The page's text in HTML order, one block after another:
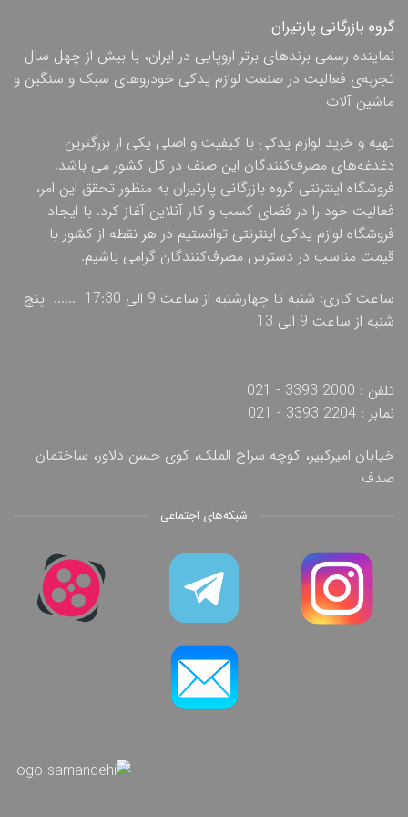
گروه بازرگانی پارتیران
نماینده رسمی برندهای برتر اروپایی در ایران، با بیش از چهل سال
تجربه‌ی فعالیت در صنعت لوازم یدکی خودروهای سبک و سنگین و
ماشین آلات
تهیه و خرید لوازم یدکی با کیفیت و اصلی یکی از بزرگترین
دغدغه‌های مصرف‌کنندگان این صنف در کل کشور می باشد.
فروشگاه اینترنتی گروه بازرگانی پارتیران به منظور تحقق این امر،
فعالیت خود را در فضای کسب و کار آنلاین آغاز کرد. با ایجاد
فروشگاه لوازم یدکی اینترنتی توانستیم در هر نقطه از کشور با
قیمت مناسب در دسترس مصرف‌کنندگان گرامی باشیم.
ساعت کاری: شنبه تا چهارشنبه از ساعت 9 الی 17:30 ...... پنج
شنبه از ساعت 9 الی 13
تلفن : 2000 3393 - 021
نمابر : 2204 3393 - 021
خیابان امیرکبیر، کوچه سراج الملک، کوی حسن دلاور، ساختمان
صدف
شبکه‌های اجتماعی